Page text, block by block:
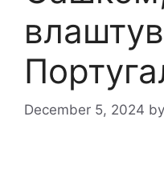
December 5, 2024 by